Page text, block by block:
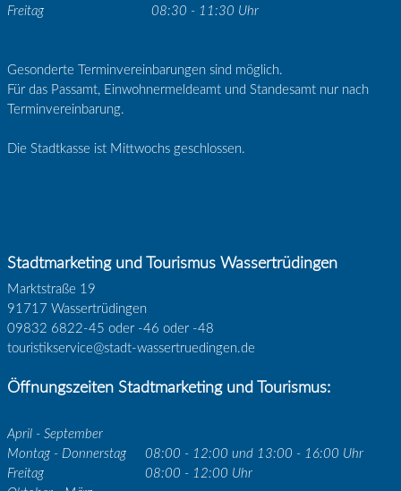
Freitag
08:30 - 11:30 Uhr
Gesonderte Terminvereinbarungen sind möglich.
Für das Passamt, Einwohnermeldeamt und Standesamt nur nach
Terminvereinbarung.
Die Stadtkasse ist Mittwochs geschlossen.
Stadtmarketing und Tourismus Wassertrüdingen
Marktstraße 19
91717 Wassertrüdingen
09832 6822-45 oder -46 oder -48
touristikservice@stadt-wassertruedingen.de
Öffnungszeiten Stadtmarketing und Tourismus:
April - September
Montag - Donnerstag
08:00 - 12:00 und 13:00 - 16:00 Uhr
Freitag
08:00 - 12:00 Uhr